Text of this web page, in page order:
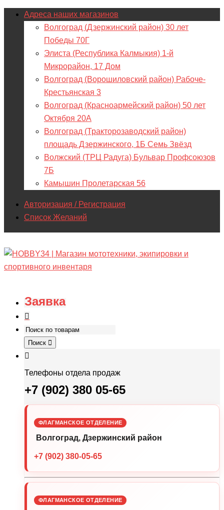
Адреса наших магазинов
Волгоград (Дзержинский район) 30 лет
Победы 70Г
Элиста (Республика Калмыкия) 1-й
Микрорайон, 17 Дом
Волгоград (Ворошиловский район) Рабоче-
Крестьянская 3
Волгоград (Красноармейский район) 50 лет
Октября 20А
Волгоград (Тракторозаводский район)
площадь Дзержинского, 1Б Семь Звёзд
Волжский (ТРЦ Радуга) Бульвар Профсоюзов
7Б
Камышин Пролетарская 56
Авторизация / Регистрация
Список Желаний
Заявка
Поиск
Телефоны отдела продаж
+7 (902) 380 05-65
ФЛАГМАНСКОЕ ОТДЕЛЕНИЕ
Волгоград, Дзержинский район
+7 (902) 380-05-65
ФЛАГМАНСКОЕ ОТДЕЛЕНИЕ